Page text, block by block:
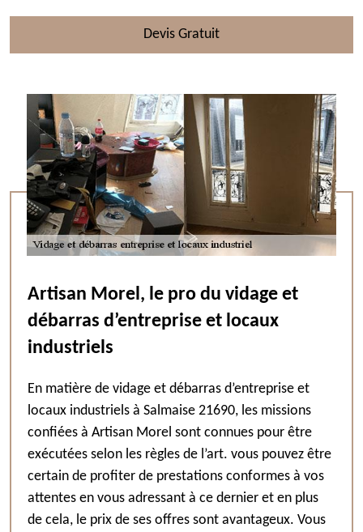
Devis Gratuit
Artisan Morel, le pro du vidage et
débarras d’entreprise et locaux
industriels
En matière de vidage et débarras d’entreprise et
locaux industriels à Salmaise 21690, les missions
confiées à Artisan Morel sont connues pour être
exécutées selon les règles de l’art. vous pouvez être
certain de profiter de prestations conformes à vos
attentes en vous adressant à ce dernier et en plus
de cela, le prix de ses offres sont avantageux. Vous